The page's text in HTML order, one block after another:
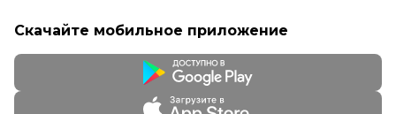
Скачайте мобильное приложение